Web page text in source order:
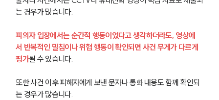
소식/자료
공지사항
는 경우가 많습니다.
피의자 입장에서는 순간적 행동이었다고 생각하더라도, 영상에
서 반복적인 밀침이나 위협 행동이 확인되면 사건 무게가 다르게
평가될 수 있습니다.
또한 사건 이후 피해자에게 보낸 문자나 통화 내용도 함께 확인되
는 경우가 많습니다.